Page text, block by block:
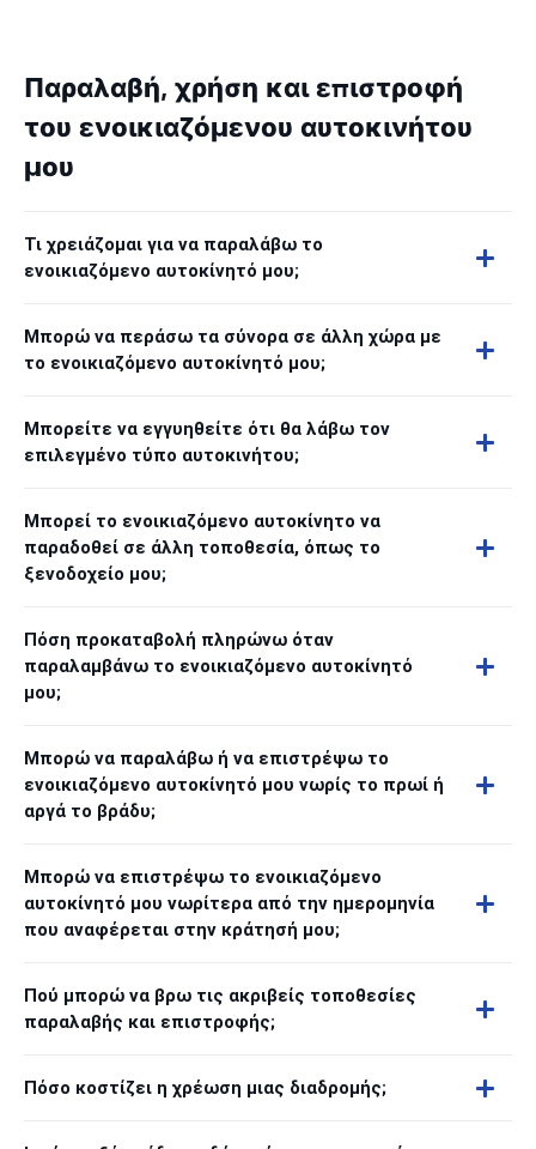
Παραλαβή, χρήση και επιστροφή
του ενοικιαζόμενου αυτοκινήτου
μου
Τι χρειάζομαι για να παραλάβω το
ενοικιαζόμενο αυτοκίνητό μου;
Μπορώ να περάσω τα σύνορα σε άλλη χώρα με
το ενοικιαζόμενο αυτοκίνητό μου;
Μπορείτε να εγγυηθείτε ότι θα λάβω τον
επιλεγμένο τύπο αυτοκινήτου;
Μπορεί το ενοικιαζόμενο αυτοκίνητο να
παραδοθεί σε άλλη τοποθεσία, όπως το
ξενοδοχείο μου;
Πόση προκαταβολή πληρώνω όταν
παραλαμβάνω το ενοικιαζόμενο αυτοκίνητό
μου;
Μπορώ να παραλάβω ή να επιστρέψω το
ενοικιαζόμενο αυτοκίνητό μου νωρίς το πρωί ή
αργά το βράδυ;
Μπορώ να επιστρέψω το ενοικιαζόμενο
αυτοκίνητό μου νωρίτερα από την ημερομηνία
που αναφέρεται στην κράτησή μου;
Πού μπορώ να βρω τις ακριβείς τοποθεσίες
παραλαβής και επιστροφής;
Πόσο κοστίζει η χρέωση μιας διαδρομής;